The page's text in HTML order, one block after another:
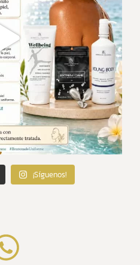
¡Síguenos!